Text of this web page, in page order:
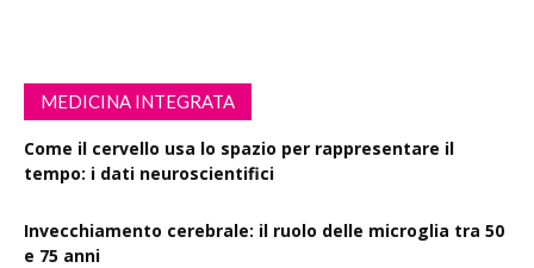
MEDICINA INTEGRATA
Come il cervello usa lo spazio per rappresentare il
tempo: i dati neuroscientifici
Invecchiamento cerebrale: il ruolo delle microglia tra 50
e 75 anni